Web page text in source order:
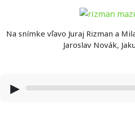
Na snímke vľavo Juraj Rizman a
Jaroslav Novák,
▶